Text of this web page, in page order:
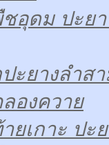
ชอุดม ปะย
ะยางลำส
องควาย
ยเกาะ ปะ